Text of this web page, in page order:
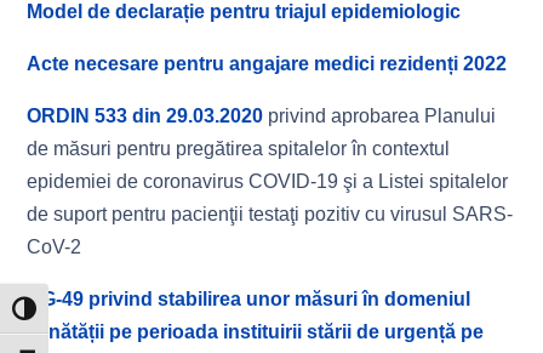
Toggle High Contrast
Model de declarație pentru triajul epidemiologic
Acte necesare pentru angajare medici rezidenți 2022
ORDIN 533 din 29.03.2020 privind aprobarea Planului
de măsuri pentru pregătirea spitalelor în contextul
epidemiei de coronavirus COVID-19 şi a Listei spitalelor
de suport pentru pacienţii testaţi pozitiv cu virusul SARS-
CoV-2
HG-49 privind stabilirea unor măsuri în domeniul
sănătății pe perioada instituirii stării de urgență pe